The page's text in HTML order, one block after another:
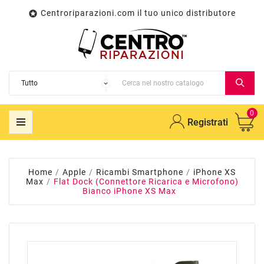
 Centroriparazioni.com il tuo unico distributore
Registrati
0
Home Apple Ricambi Smartphone
iPhone XS
Max
Flat Dock (Connettore Ricarica e Microfono)
Bianco iPhone XS Max